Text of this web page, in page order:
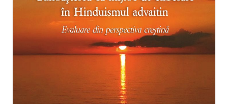
Ghid pentru utilizarea ebook-urilor / Ebook Guide
Manuale lb. română